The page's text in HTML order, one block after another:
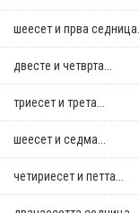
шеесет и прва седница...
двестe и четврта...
триесет и трета...
шеесет и седма...
четириесет и петта...